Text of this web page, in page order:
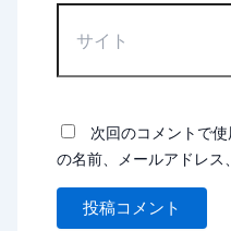
次回のコメントで
の名前、メールアドレス